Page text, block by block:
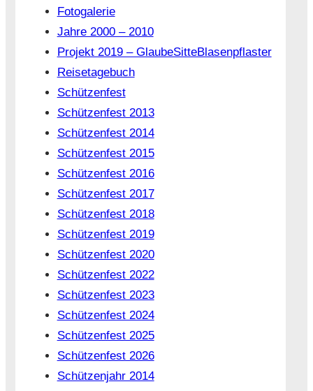
Fotogalerie
Jahre 2000 – 2010
Projekt 2019 – GlaubeSitteBlasenpflaster
Reisetagebuch
Schützenfest
Schützenfest 2013
Schützenfest 2014
Schützenfest 2015
Schützenfest 2016
Schützenfest 2017
Schützenfest 2018
Schützenfest 2019
Schützenfest 2020
Schützenfest 2022
Schützenfest 2023
Schützenfest 2024
Schützenfest 2025
Schützenfest 2026
Schützenjahr 2014